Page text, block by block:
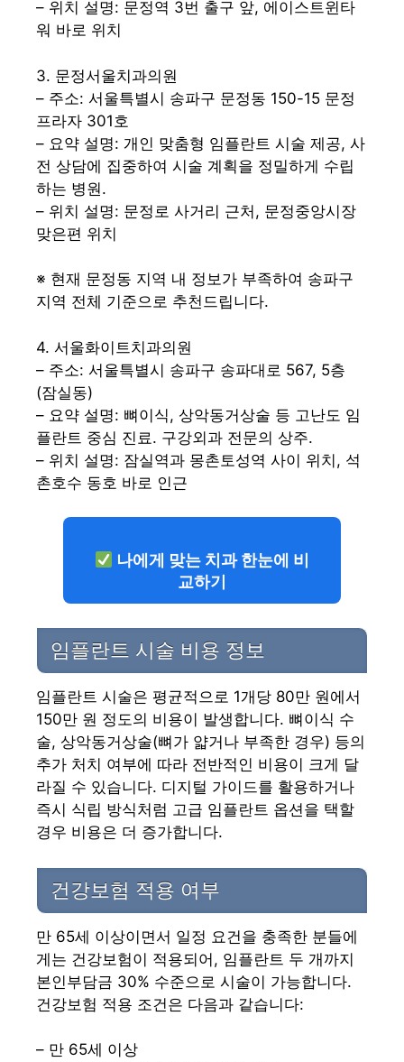
– 위치 설명: 문정역 3번 출구 앞, 에이스트윈타
워 바로 위치
3. 문정서울치과의원
– 주소: 서울특별시 송파구 문정동 150-15 문정
프라자 301호
– 요약 설명: 개인 맞춤형 임플란트 시술 제공, 사
전 상담에 집중하여 시술 계획을 정밀하게 수립
하는 병원.
– 위치 설명: 문정로 사거리 근처, 문정중앙시장
맞은편 위치
※ 현재 문정동 지역 내 정보가 부족하여 송파구
지역 전체 기준으로 추천드립니다.
4. 서울화이트치과의원
– 주소: 서울특별시 송파구 송파대로 567, 5층
(잠실동)
– 요약 설명: 뼈이식, 상악동거상술 등 고난도 임
플란트 중심 진료. 구강외과 전문의 상주.
– 위치 설명: 잠실역과 몽촌토성역 사이 위치, 석
촌호수 동호 바로 인근
나에게 맞는 치과 한눈에 비
교하기
임플란트 시술 비용 정보
임플란트 시술은 평균적으로 1개당 80만 원에서
150만 원 정도의 비용이 발생합니다. 뼈이식 수
술, 상악동거상술(뼈가 얇거나 부족한 경우) 등의
추가 처치 여부에 따라 전반적인 비용이 크게 달
라질 수 있습니다. 디지털 가이드를 활용하거나
즉시 식립 방식처럼 고급 임플란트 옵션을 택할
경우 비용은 더 증가합니다.
건강보험 적용 여부
만 65세 이상이면서 일정 요건을 충족한 분들에
게는 건강보험이 적용되어, 임플란트 두 개까지
본인부담금 30% 수준으로 시술이 가능합니다.
건강보험 적용 조건은 다음과 같습니다:
– 만 65세 이상